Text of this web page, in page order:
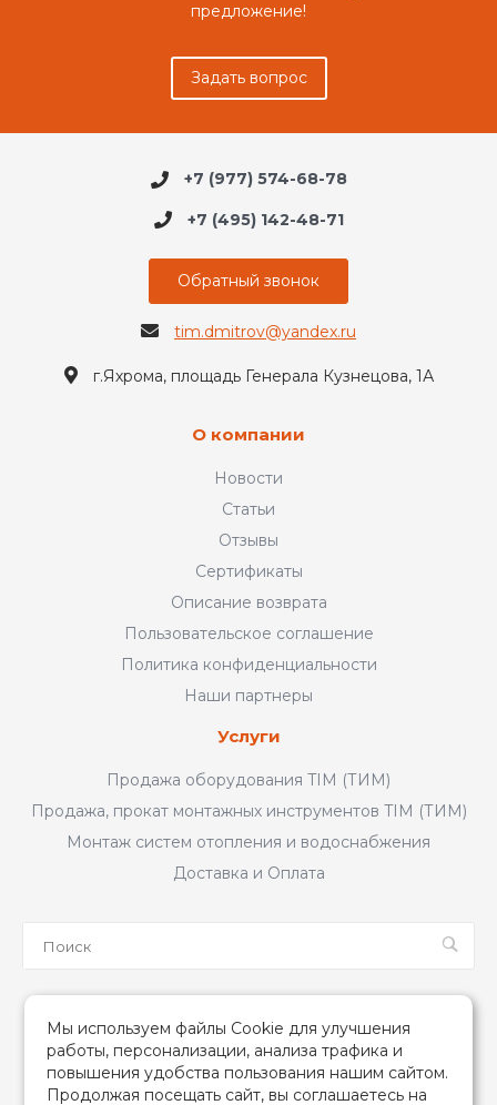
предложение!
Задать вопрос
+7 (977) 574-68-78
+7 (495) 142-48-71
Обратный звонок
tim.dmitrov@yandex.ru
г.Яхрома, площадь Генерала Кузнецова, 1А
О компании
Новости
Статьи
Отзывы
Сертификаты
Описание возврата
Пользовательское соглашение
Политика конфиденциальности
Наши партнеры
Услуги
Продажа оборудования TIM (ТИМ)
Продажа, прокат монтажных инструментов TIM (ТИМ)
Монтаж систем отопления и водоснабжения
Доставка и Оплата
Мы используем файлы Cookie для улучшения
работы, персонализации, анализа трафика и
повышения удобства пользования нашим сайтом.
Продолжая посещать сайт, вы соглашаетесь на